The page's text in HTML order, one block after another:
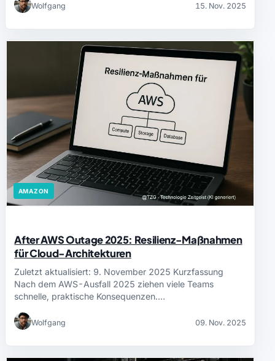
Wolfgang 15. Nov. 2025
AMAZON
After AWS Outage 2025: Resilienz-Maßnahmen
für Cloud-Architekturen
Zuletzt aktualisiert: 9. November 2025 Kurzfassung
Nach dem AWS-Ausfall 2025 ziehen viele Teams
schnelle, praktische Konsequenzen.…
Wolfgang 09. Nov. 2025